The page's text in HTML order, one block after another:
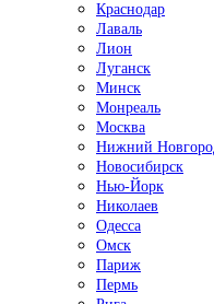
Краснодар
Лаваль
Лион
Луганск
Минск
Монреаль
Москва
Нижний
Новосибирск
Нью-Йорк
Николаев
Одесса
Омск
Париж
Пермь